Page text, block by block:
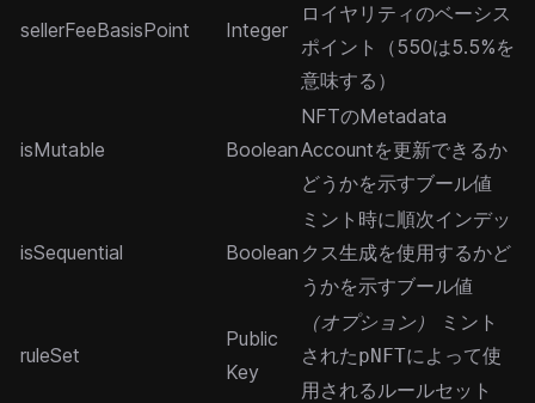
sellerFeeBasisPoint Integer
ロイヤリティのベーシス
ポイント（550は5.5%を
意味する）
isMutable Boolean
NFTのMetadata
Accountを更新できるか
どうかを示すブール値
isSequential Boolean
ミント時に順次インデッ
クス生成を使用するかど
うかを示すブール値
ruleSet
Public
Key
（オプション）
ミント
されたpNFTによって使
用されるルールセット